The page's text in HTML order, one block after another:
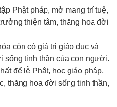
Phật pháp, mở mang trí tuệ,
thiện tâm, thăng hoa đời
còn có giá trị giáo dục và
sống tinh thần của con người.
để lễ Phật, học giáo pháp,
thăng hoa đời sống tinh thần,